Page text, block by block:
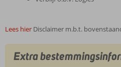
Lees hier Disclaimer m.b.t.
Extra